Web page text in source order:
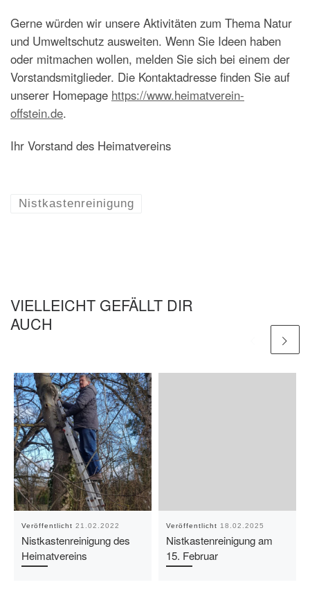
Gerne würden wir unsere Aktivitäten zum Thema Natur
und Umweltschutz ausweiten. Wenn Sie Ideen haben
oder mitmachen wollen, melden Sie sich bei einem der
Vorstandsmitglieder. Die Kontaktadresse finden Sie auf
unserer Homepage https://www.heimatverein-
offstein.de.
Ihr Vorstand des Heimatvereins
Nistkastenreinigung
VIELLEICHT GEFÄLLT DIR
AUCH
Veröffentlicht 21.02.2022
Nistkastenreinigung des
Heimatvereins
Veröffentlicht 18.02.2025
Nistkastenreinigung am
15. Februar